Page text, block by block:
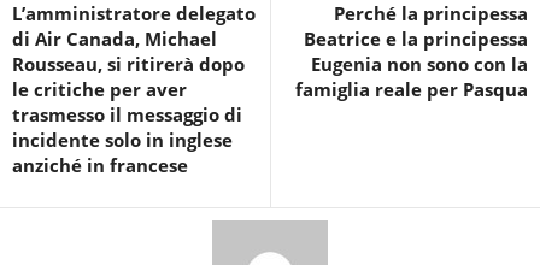
L’amministratore delegato
di Air Canada, Michael
Rousseau, si ritirerà dopo
le critiche per aver
trasmesso il messaggio di
incidente solo in inglese
anziché in francese
Perché la principessa
Beatrice e la principessa
Eugenia non sono con la
famiglia reale per Pasqua